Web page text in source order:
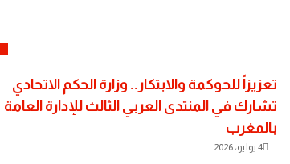
تعزيزاً للحوكمة والابتكار.. وزارة الحكم الاتحادي
تشارك في المنتدى العربي الثالث للإدارة العامة
بالمغرب
4 يوليو، 2026